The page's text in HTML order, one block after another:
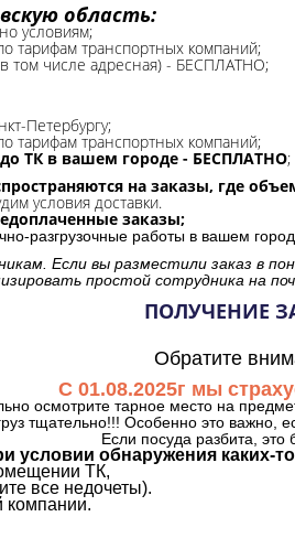
область:
условиям;
тарифам транспортных компаний;
том числе адресная) - БЕСПЛАТНО;
Петербургу;
тарифам транспортных компаний;
до ТК в вашем городе - БЕСПЛАТНО;
на заказы, где
условия доставки.
заказы;
разгрузочные работы в вашем
Если вы разместили заказ в
простой сотрудника на
ПОЛУЧЕНИЕ
Обратите
С 01.08.2025г мы
осмотрите тарное место на
тщательно!!! Особенно это важно,
Если посуда разбита, это
условии обнаружения каких-
ТК,
все недочеты).
компании.